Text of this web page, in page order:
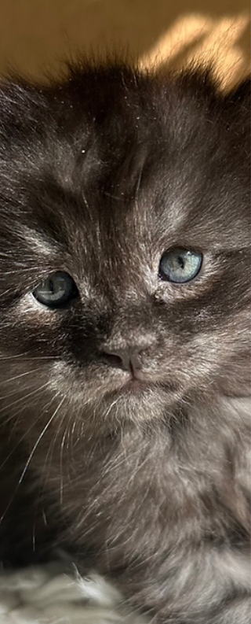
Plongez dans la génétique réelle et les dérives du